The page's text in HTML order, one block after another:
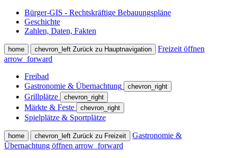
Bürger-GIS - Rechtskräftige Bebauungspläne
Geschichte
Zahlen, Daten, Fakten
home chevron_left Zurück zu Hauptnavigation
Freizeit öffnen
arrow_forward
Freibad
Gastronomie & Übernachtung
chevron_right
Grillplätze chevron_right
Märkte & Feste chevron_right
Spielplätze & Sportplätze
home chevron_left Zurück zu Freizeit
Gastronomie &
Übernachtung öffnen arrow_forward